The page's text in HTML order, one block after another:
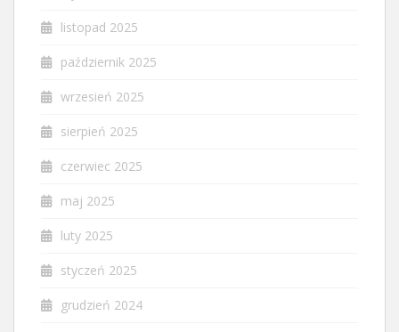
listopad 2025
październik 2025
wrzesień 2025
sierpień 2025
czerwiec 2025
maj 2025
luty 2025
styczeń 2025
grudzień 2024